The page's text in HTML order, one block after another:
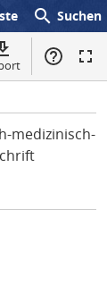
search Suchen
medizinisch-